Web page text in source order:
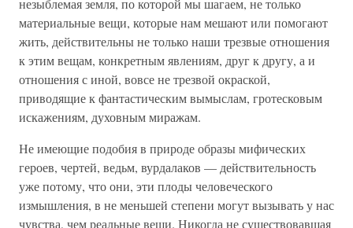
незыблемая земля, по которой мы шагаем, не только
материальные вещи, которые нам мешают или помогают
жить, действительны не только наши трезвые отношения
к этим вещам, конкретным явлениям, друг к другу, а и
отношения с иной, вовсе не трезвой окраской,
приводящие к фантастическим вымыслам, гротесковым
искажениям, духовным миражам.
Не имеющие подобия в природе образы мифических
героев, чертей, ведьм, вурдалаков — действительность
уже потому, что они, эти плоды человеческого
измышления, в не меньшей степени могут вызывать у нас
чувства, чем реальные вещи. Никогда не существовавшая